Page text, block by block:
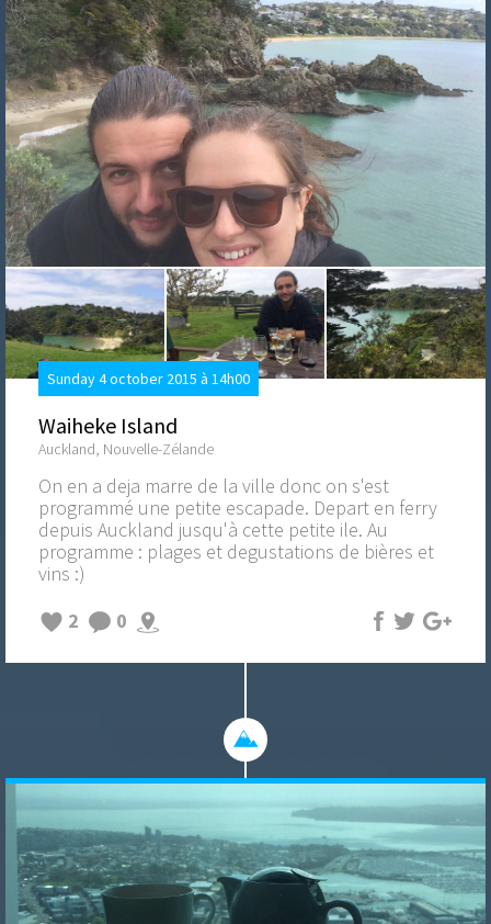
Sunday 4 october 2015 à 14h00
Waiheke Island
Auckland, Nouvelle-Zélande
On en a deja marre de la ville donc on s'est
programmé une petite escapade. Depart en ferry
depuis Auckland jusqu'à cette petite ile. Au
programme : plages et degustations de bières et
vins :)
2
0